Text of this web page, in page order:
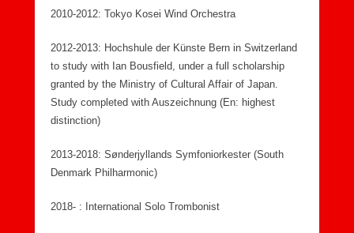
2010-2012: Tokyo Kosei Wind Orchestra
2012-2013: Hochshule der Künste Bern in Switzerland
to study with Ian Bousfield, under a full scholarship
granted by the Ministry of Cultural Affair of Japan.
Study completed with Auszeichnung (En: highest
distinction)
2013-2018: Sønderjyllands Symfoniorkester (South
Denmark Philharmonic)
2018- : International Solo Trombonist